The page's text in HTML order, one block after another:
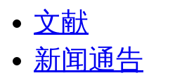
文献
新闻通告